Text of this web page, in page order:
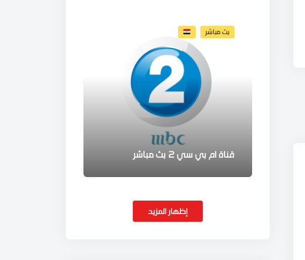
بث مباشر
قناة ام بي سي 2 بث مباشر
إظهار المزيد